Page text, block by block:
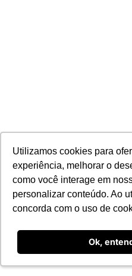
Utilizamos cookies para
experiência, melhorar o
como você interage em
personalizar conteúdo. Ao
concorda com o uso de
Ok,
Utilizamos cookies para
experiência, melhorar o
como você interage em
personalizar conteúdo. Ao
concorda com o uso de
Ok,